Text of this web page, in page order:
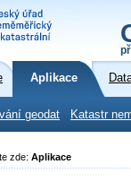
Aplikace
geodat Katastr
zde: Aplikace